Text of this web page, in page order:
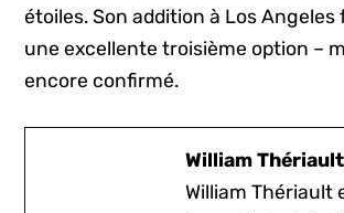
étoiles. Son addition à Los Angeles
une excellente troisième option –
encore confirmé.
William Thériault
William Thériault